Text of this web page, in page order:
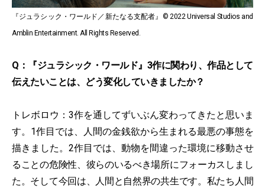
『ジュラシック・ワールド／新たなる支配者』© 2022 Universal Studios and
Amblin Entertainment. All Rights Reserved.
Q：『ジュラシック・ワールド』3作に関わり、作品として
伝えたいことは、どう変化していきましたか？
トレボロウ：3作を通してずいぶん変わってきたと思いま
す。1作目では、人間の金銭欲から生まれる最悪の事態を
描きました。2作目では、動物を間違った環境に移動させ
ることの危険性、彼らのいるべき場所にフォーカスしまし
た。そして今回は、人間と自然界の共生です。私たち人間